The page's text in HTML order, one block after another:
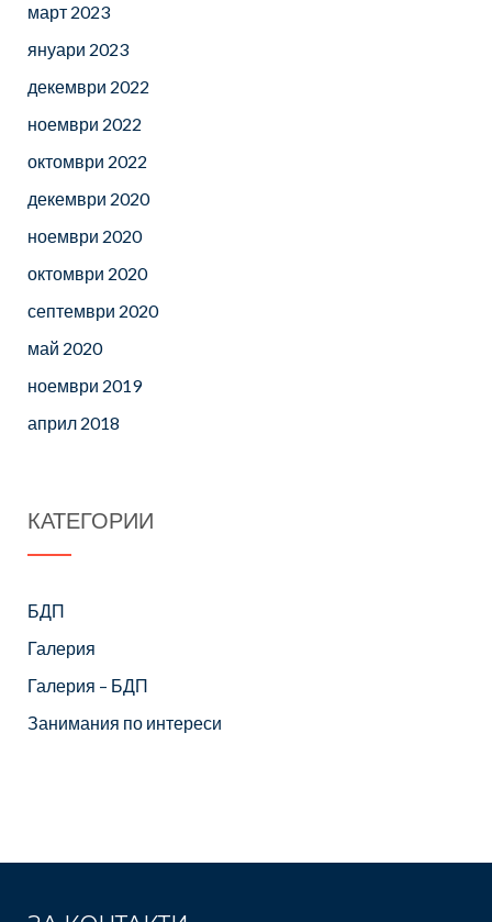
март 2023
януари 2023
декември 2022
ноември 2022
октомври 2022
декември 2020
ноември 2020
октомври 2020
септември 2020
май 2020
ноември 2019
април 2018
КАТЕГОРИИ
БДП
Галерия
Галерия – БДП
Занимания по интереси